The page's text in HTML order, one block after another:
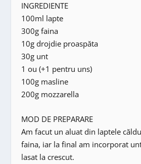
INGREDIENTE
100ml lapte
300g faina
10g drojdie proaspăta
30g unt
1 ou (+1 pentru uns)
100g masline
200g mozzarella
MOD DE PREPARARE
Am facut un aluat din laptele
faina, iar la final am incorporat
lasat la crescut.